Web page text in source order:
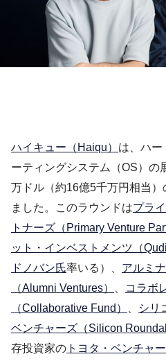
ハイキュー（Haiqu） は、ハー
ーティングシステム（OS）の
万ドル（約16億5千万円相当
ました。このラウンドはプラ
トナーズ（Primary Venture
ット・インベストメンツ（
ドノバン氏率いる）、 アルミ
（Alumni Ventures）
コラボ
（Collaborative Fund）
シリ
ベンチャーズ（Silicon
存投資家の トヨタ・ベンチャ